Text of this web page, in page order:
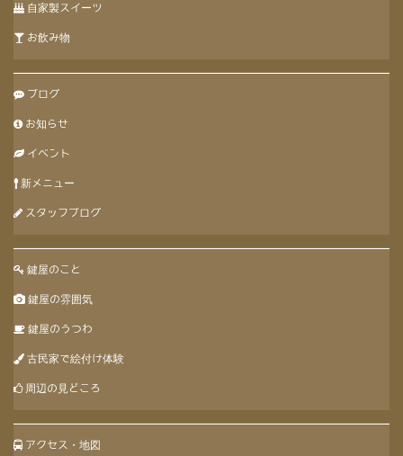
自家製スイーツ
お飲み物
ブログ
お知らせ
イベント
新メニュー
スタッフブログ
鍵屋のこと
鍵屋の雰囲気
鍵屋のうつわ
古民家で絵付け体験
周辺の見どころ
アクセス・地図